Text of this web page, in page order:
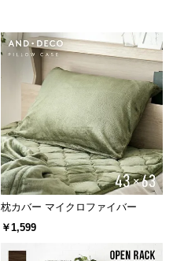
枕カバー マイクロファイバー
￥1,599